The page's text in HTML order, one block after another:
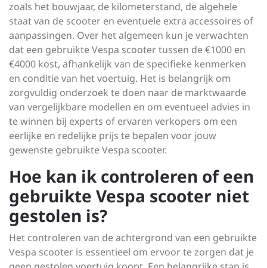
zoals het bouwjaar, de kilometerstand, de algehele
staat van de scooter en eventuele extra accessoires of
aanpassingen. Over het algemeen kun je verwachten
dat een gebruikte Vespa scooter tussen de €1000 en
€4000 kost, afhankelijk van de specifieke kenmerken
en conditie van het voertuig. Het is belangrijk om
zorgvuldig onderzoek te doen naar de marktwaarde
van vergelijkbare modellen en om eventueel advies in
te winnen bij experts of ervaren verkopers om een
eerlijke en redelijke prijs te bepalen voor jouw
gewenste gebruikte Vespa scooter.
Hoe kan ik controleren of een
gebruikte Vespa scooter niet
gestolen is?
Het controleren van de achtergrond van een gebruikte
Vespa scooter is essentieel om ervoor te zorgen dat je